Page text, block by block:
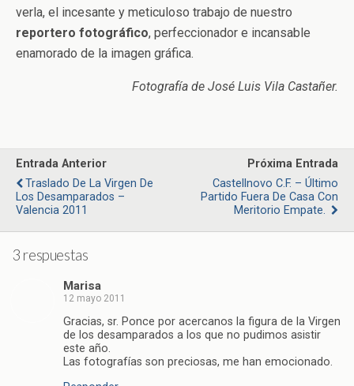
verla, el incesante y meticuloso trabajo de nuestro
reportero fotográfico, perfeccionador e incansable
enamorado de la imagen gráfica.
Fotografía de José Luis Vila Castañer.
Entrada Anterior
Traslado De La Virgen De
Los Desamparados –
Valencia 2011
Próxima Entrada
Castellnovo C.F. – Último
Partido Fuera De Casa Con
Meritorio Empate.
3 respuestas
Marisa
12 mayo 2011
Gracias, sr. Ponce por acercanos la figura de la Virgen
de los desamparados a los que no pudimos asistir
este año.
Las fotografías son preciosas, me han emocionado.